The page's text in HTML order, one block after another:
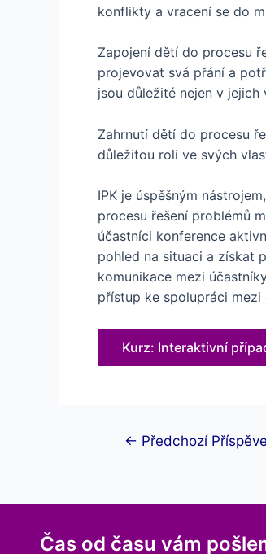
konflikty a vracení se do
Zapojení dětí do procesu
projevovat svá přání a
jsou důležité nejen v
Zahrnutí dětí do procesu
důležitou roli ve svých
IPK je úspěšným
procesu řešení problémů
účastníci konference
pohled na situaci a získat
komunikace mezi
přístup ke spolupráci
Kurz: Interaktivní
Navigace
← Předchozí
Čas od času vám